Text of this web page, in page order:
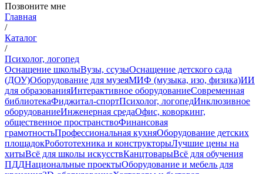
Позвоните мне
Главная
/
Каталог
/
Психолог, логопед
Оснащение школыВузы, ссузыОснащение детского сада
(ДОУ)Оборудование для музеяМИФ (музыка, изо, физика)ИИ
для образованияИнтерактивное оборудованиеСовременная
библиотекаФиджитал-спортПсихолог, логопедИнклюзивное
оборудованиеИнженерная средаОфис, коворкинг,
общественное пространствоФинансовая
грамотностьПрофессиональная кухняОборудование детских
площадокРобототехника и конструкторыЛучшие цены на
хитыВсё для школы искусствКанцтоварыВсё для обучения
ПДДНациональные проектыОборудование и мебель для